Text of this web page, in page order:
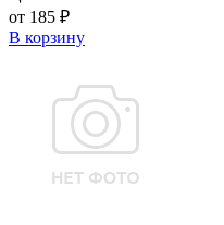
от 185 ₽
В корзину